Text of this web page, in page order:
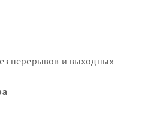
перерывов и выходных